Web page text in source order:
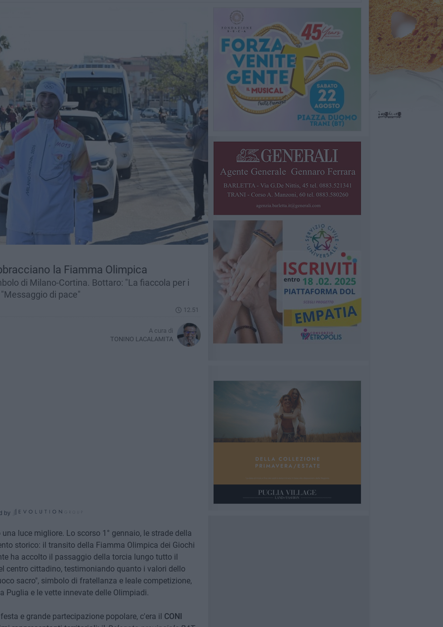
la Fiamma Olimpica
di Milano-Cortina. Bottaro: "La fiaccola per i
di pace"
12.51
A cura di
TONINO LACALAMITA
by
luce migliore. Lo scorso 1° gennaio, le strade della
storico: il transito della Fiamma Olimpica dei Giochi
ha accolto il passaggio della torcia lungo tutto il
centro cittadino, testimoniando quanto i valori dello
sacro", simbolo di fratellanza e leale competizione,
Puglia e le vette innevate delle Olimpiadi.
e grande partecipazione popolare, c'era il CONI